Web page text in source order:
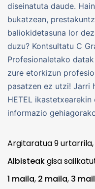
diseinatuta daude.
bukatzean,
baliokidetasuna lor
duzu? Kontsultatu C
Profesionaletako
zure etorkizun
pasatzen ez utzi! Jarri
HETEL
informazio
Argitaratua9
Albisteakgisa
1 maila, 2 maila, 3